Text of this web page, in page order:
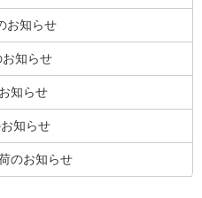
お知らせ
知らせ
知らせ
知らせ
のお知らせ